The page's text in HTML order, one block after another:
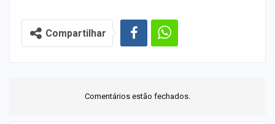
Compartilhar
Comentários estão fechados.